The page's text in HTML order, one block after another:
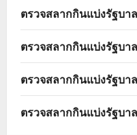
ตรวจสลากกินแบ่งรัฐบา
ตรวจสลากกินแบ่งรัฐบา
ตรวจสลากกินแบ่งรัฐบา
ตรวจสลากกินแบ่งรัฐบา